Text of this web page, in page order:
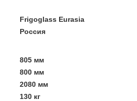
Frigoglass Eurasia
Россия
805 мм
800 мм
2080 мм
130 кг